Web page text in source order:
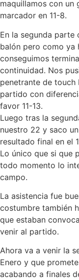
maquillamos con un
marcador en 11-8.
En la segunda parte
balón pero como ya
conseguimos
continuidad. Nos
penetrante de touch
partido con
favor 11-13.
Luego tras la
nuestro 22 y saco
resultado final en el
Lo único que si que
todo momento lo
campo.
La asistencia fue
costumbre también
que estaban
venir al partido.
Ahora va a venir la
Enero y que
acabando a finales